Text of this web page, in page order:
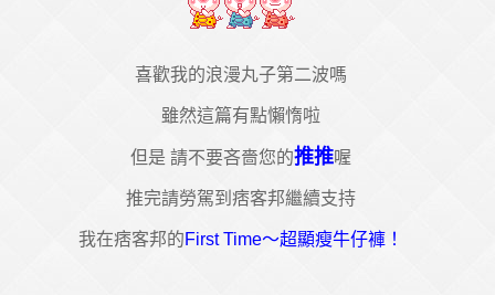
喜歡我的浪漫丸子第二波嗎
雖然這篇有點懶惰啦
但是 請不要吝嗇您的推推喔
推完請勞駕到痞客邦繼續支持
我在痞客邦的First Time～超顯瘦牛仔褲！